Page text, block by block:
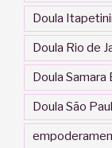
Doula
Doula Rio de
Doula Samara
Doula São